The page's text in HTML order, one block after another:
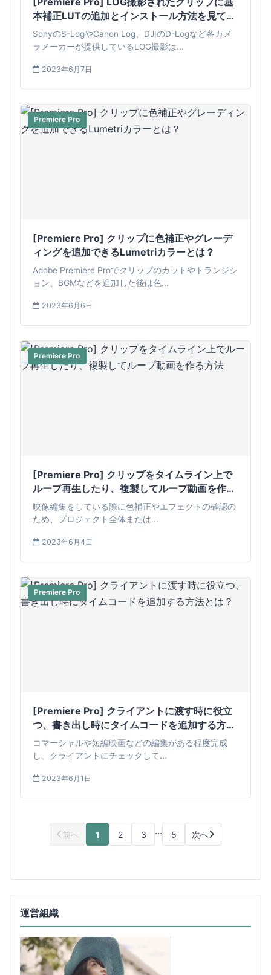
本補正LUTの追加とインストール方法を見てみ
よう
SonyのS-LogやCanon Log、DJIのD-Logなど各カメ
ラメーカーが提供しているLOG撮影は...
2023年6月7日
Premiere Pro
[Premiere Pro] クリップに色補正やグレーデ
ィングを追加できるLumetriカラーとは？
Adobe Premiere Proでクリップのカットやトランジシ
ョン、BGMなどを追加した後は色...
2023年6月6日
Premiere Pro
[Premiere Pro] クリップをタイムライン上で
ループ再生したり、複製してループ動画を作る
方法
映像編集をしている際に色補正やエフェクトの確認の
ため、プロジェクト全体または...
2023年6月4日
Premiere Pro
[Premiere Pro] クライアントに渡す時に役立
つ、書き出し時にタイムコードを追加する方法
とは？
コマーシャルや短編映画などの編集がある程度完成
し、クライアントにチェックして...
2023年6月1日
前へ 1 2 3 ... 5 次へ
運営組織